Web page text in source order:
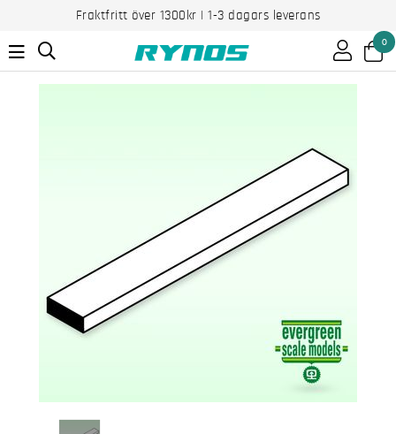
Fraktfritt över 1300kr | 1-3 dagars leverans
0